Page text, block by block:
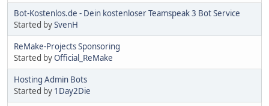
Bot-Kostenlos.de - Dein kostenloser Teamspeak 3 Bot Service
Started bySvenH
ReMake-Projects Sponsoring
Started byOfficial_ReMake
Hosting Admin Bots
Started by 1Day2Die